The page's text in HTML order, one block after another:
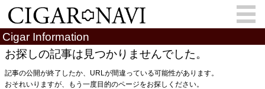
会員登録 お問い合わせ サインイン
Cigar Information
お探しの記事は見つかりませんでした。
記事の公開が終了したか、URLが間違っている可能性があります。
おそれいりますが、もう一度目的のページをお探しください。